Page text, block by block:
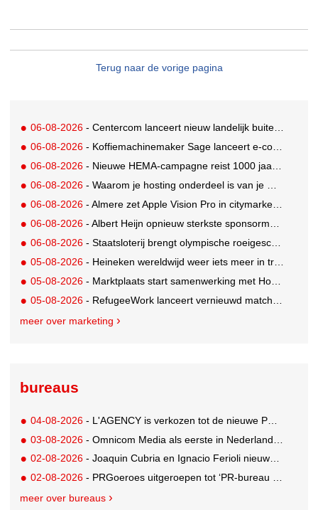
Terug naar de vorige pagina
06-08-2026 - Centercom lanceert nieuw landelijk buitereclamenetwerk: City Cubes
06-08-2026 - Koffiemachinemaker Sage lanceert e-commerceplatform voor koffieliefhebbers
06-08-2026 - Nieuwe HEMA-campagne reist 1000 jaar terug in de tijd naar 'Hemastein'
06-08-2026 - Waarom je hosting onderdeel is van je merkstrategie
06-08-2026 - Almere zet Apple Vision Pro in citymarketing
06-08-2026 - Albert Heijn opnieuw sterkste sponsormerk, PostNL daalt
06-08-2026 - Staatsloterij brengt olympische roeigeschiedenis tot leven voor WK Roeien
05-08-2026 - Heineken wereldwijd weer iets meer in trek
05-08-2026 - Marktplaats start samenwerking met House of Cars
05-08-2026 - RefugeeWork lanceert vernieuwd matchingplatform voor nieuwkomers en werkgevers
meer over marketing
bureaus
04-08-2026 - L'AGENCY is verkozen tot de nieuwe PR-partner van KoRo
03-08-2026 - Omnicom Media als eerste in Nederland actief met advertenties in ChatGPT
02-08-2026 - Joaquin Cubria en Ignacio Ferioli nieuwe Global CCO’s GUT, Renata Neumann Global Head of Production
02-08-2026 - PRGoeroes uitgeroepen tot ‘PR-bureau van het jaar 2026’
meer over bureaus